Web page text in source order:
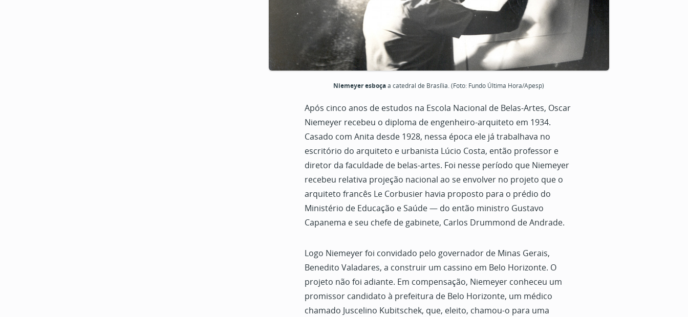
Niemeyer esboçaa catedral de Brasília. (Foto: Fundo Última Hora/Apesp)
Após cinco anos de estudos na Escola Nacional de Belas-Artes, Oscar
Niemeyer recebeu o diploma de engenheiro-arquiteto em 1934.
Casado com Anita desde 1928, nessa época ele já trabalhava no
escritório do arquiteto e urbanista Lúcio Costa, então professor e
diretor da faculdade de belas-artes. Foi nesse período que Niemeyer
recebeu relativa projeção nacional ao se envolver no projeto que o
arquiteto francês Le Corbusier havia proposto para o prédio do
Ministério de Educação e Saúde — do então ministro Gustavo
Capanema e seu chefe de gabinete, Carlos Drummond de Andrade.
Logo Niemeyer foi convidado pelo governador de Minas Gerais,
Benedito Valadares, a construir um cassino em Belo Horizonte. O
projeto não foi adiante. Em compensação, Niemeyer conheceu um
promissor candidato à prefeitura de Belo Horizonte, um médico
chamado Juscelino Kubitschek, que, eleito, chamou-o para uma